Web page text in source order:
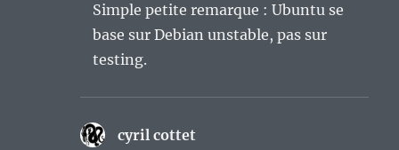
Simple petite remarque : Ubuntu se
base sur Debian unstable, pas sur
testing.
cyril cottet